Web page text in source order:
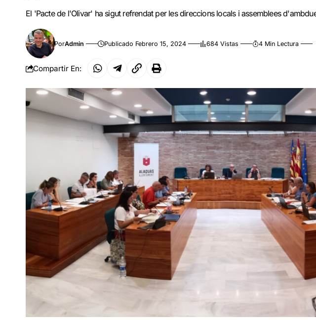
El 'Pacte de l'Olivar' ha sigut refrendat per les direccions locals i assemblees
PorAdmin Publicado Febrero 15, 2024 684 Vistas 4 Min Lectura
Compartir En: